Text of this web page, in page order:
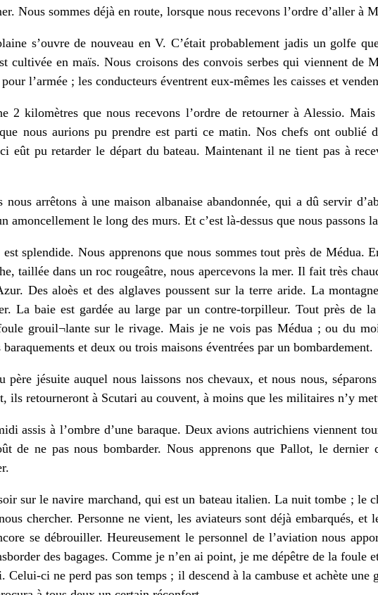
Nous sommes déjà en route, lorsque nous recevons l’ordre d’aller à
s’ouvre de nouveau en V. C’était probablement jadis un golfe
cultivée en maïs. Nous croisons des convois serbes qui viennent de
l’armée ; les conducteurs éventrent eux-mêmes les caisses et
2 kilomètres que nous recevons l’ordre de retourner à Alessio. Mais
nous aurions pu prendre est parti ce matin. Nos chefs ont oublié
eût pu retarder le départ du bateau. Maintenant il ne tient pas à
arrêtons à une maison albanaise abandonnée, qui a dû servir
amoncellement le long des murs. Et c’est là-dessus que nous passons
splendide. Nous apprenons que nous sommes tout près de Médua.
taillée dans un roc rougeâtre, nous apercevons la mer. Il fait très
Des aloès et des alglaves poussent sur la terre aride. La
La baie est gardée au large par un contre-torpilleur. Tout près de
grouil¬lante sur le rivage. Mais je ne vois pas Médua ; ou du
et deux ou trois maisons éventrées par un bombardement.
père jésuite auquel nous laissons nos chevaux, et nous nous,
ils retourneront à Scutari au couvent, à moins que les militaires n’y
assis à l’ombre d’une baraque. Deux avions autrichiens viennent
de ne pas nous bombarder. Nous apprenons que Pallot, le dernier
sur le navire marchand, qui est un bateau italien. La nuit tombe ; le
chercher. Personne ne vient, les aviateurs sont déjà embarqués, et
se débrouiller. Heureusement le personnel de l’aviation nous
des bagages. Comme je n’en ai point, je me dépêtre de la foule
Celui-ci ne perd pas son temps ; il descend à la cambuse et achète une